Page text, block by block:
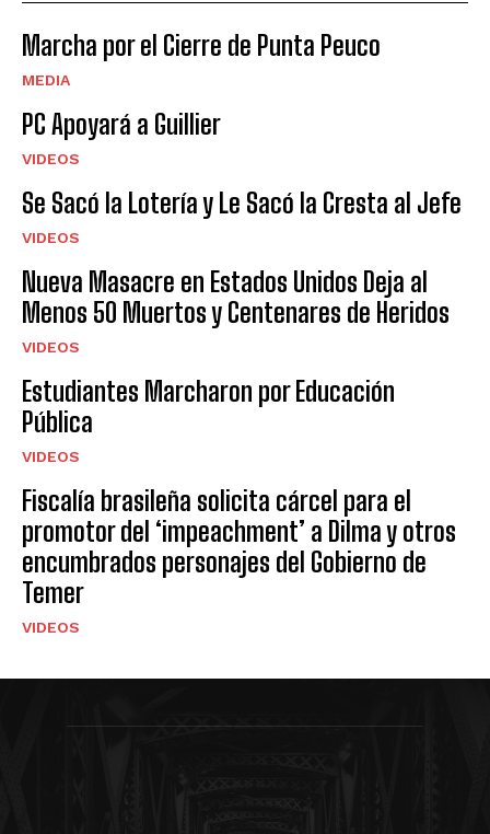
Marcha por el Cierre de Punta Peuco
MEDIA
PC Apoyará a Guillier
VIDEOS
Se Sacó la Lotería y Le Sacó la Cresta al Jefe
VIDEOS
Nueva Masacre en Estados Unidos Deja al
Menos 50 Muertos y Centenares de Heridos
VIDEOS
Estudiantes Marcharon por Educación
Pública
VIDEOS
Fiscalía brasileña solicita cárcel para el
promotor del ‘impeachment’ a Dilma y otros
encumbrados personajes del Gobierno de
Temer
VIDEOS